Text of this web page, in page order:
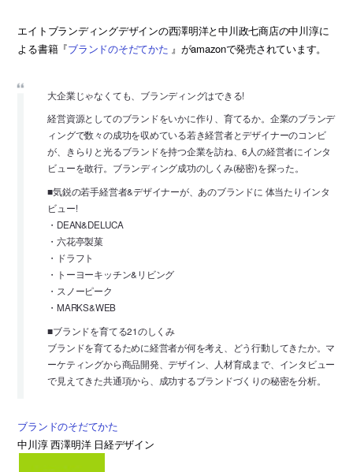
エイトブランディングデザインの西澤明洋と中川政七商店の中川淳に
よる書籍『ブランドのそだてかた 』がamazonで発売されています。
大企業じゃなくても、ブランディングはできる!
経営資源としてのブランドをいかに作り、育てるか。企業のブランデ
ィングで数々の成功を収めている若き経営者とデザイナーのコンビ
が、きらりと光るブランドを持つ企業を訪ね、6人の経営者にインタ
ビューを敢行。ブランディング成功のしくみ(秘密)を探った。
■気鋭の若手経営者&デザイナーが、あのブランドに 体当たりインタ
ビュー!
・DEAN&DELUCA
・六花亭製菓
・ドラフト
・トーヨーキッチン&リビング
・スノーピーク
・MARKS&WEB
■ブランドを育てる21のしくみ
ブランドを育てるために経営者が何を考え、どう行動してきたか。マ
ーケティングから商品開発、デザイン、人材育成まで、インタビュー
で見えてきた共通項から、成功するブランドづくりの秘密を分析。
ブランドのそだてかた
中川淳 西澤明洋 日経デザイン